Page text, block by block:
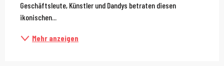
Geschäftsleute, Künstler und Dandys betraten diesen
ikonischen...
Mehr anzeigen